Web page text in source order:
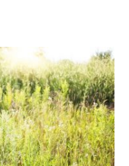
Social News
News dal mondo